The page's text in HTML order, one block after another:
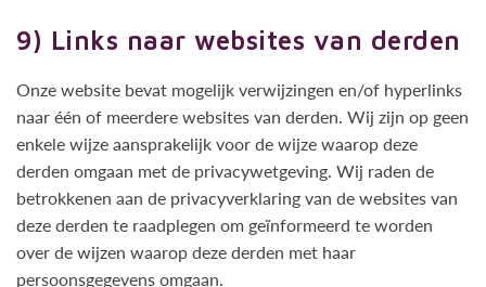
9) Links naar websites van derden
Onze website bevat mogelijk verwijzingen en/of hyperlinks
naar één of meerdere websites van derden. Wij zijn op geen
enkele wijze aansprakelijk voor de wijze waarop deze
derden omgaan met de privacywetgeving. Wij raden de
betrokkenen aan de privacyverklaring van de websites van
deze derden te raadplegen om geïnformeerd te worden
over de wijzen waarop deze derden met haar
persoonsgegevens omgaan.